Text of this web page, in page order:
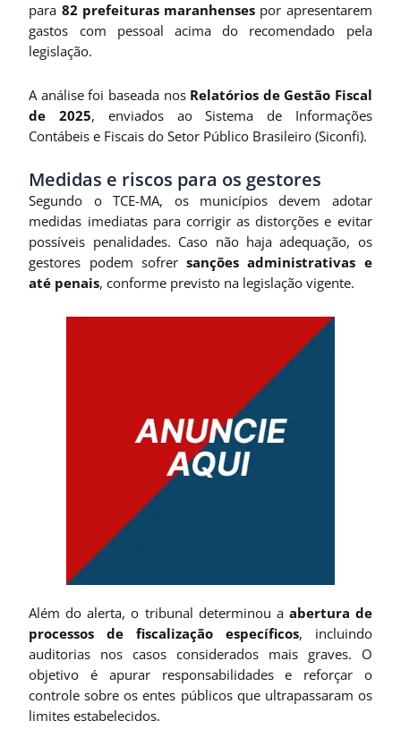
para 82 prefeituras maranhenses por apresentarem
gastos com pessoal acima do recomendado pela
legislação.
A análise foi baseada nos Relatórios de Gestão Fiscal
de 2025, enviados ao Sistema de Informações
Contábeis e Fiscais do Setor Público Brasileiro (Siconfi).
Medidas e riscos para os gestores
Segundo o TCE-MA, os municípios devem adotar
medidas imediatas para corrigir as distorções e evitar
possíveis penalidades. Caso não haja adequação, os
gestores podem sofrersanções administrativas e
até penais, conforme previsto na legislação vigente.
Além do alerta, o tribunal determinou a abertura de
processos de fiscalização específicos, incluindo
auditorias nos casos considerados mais graves. O
objetivo é apurar responsabilidades e reforçar o
controle sobre os entes públicos que ultrapassaram os
limites estabelecidos.